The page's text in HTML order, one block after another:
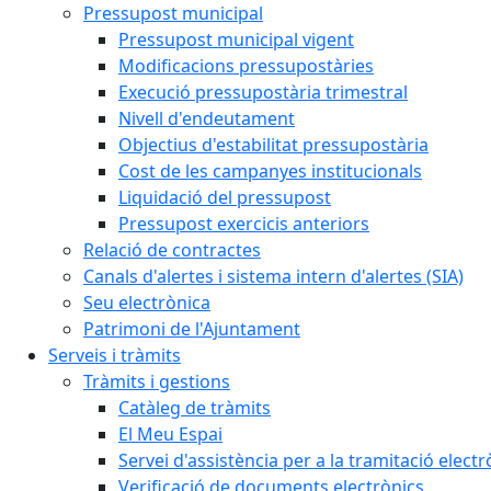
Pressupost municipal
Pressupost municipal vigent
Modificacions pressupostàries
Execució pressupostària trimestral
Nivell d'endeutament
Objectius d'estabilitat pressupostària
Cost de les campanyes institucionals
Liquidació del pressupost
Pressupost exercicis anteriors
Relació de contractes
Canals d'alertes i sistema intern d'alertes (SIA)
Seu electrònica
Patrimoni de l'Ajuntament
Serveis i tràmits
Tràmits i gestions
Catàleg de tràmits
El Meu Espai
Servei d'assistència per a la tramitació